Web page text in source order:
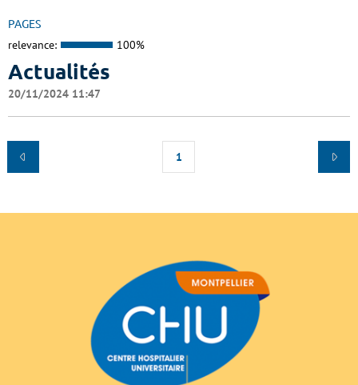
PAGES
relevance: 100%
Actualités
20/11/2024 11:47
1